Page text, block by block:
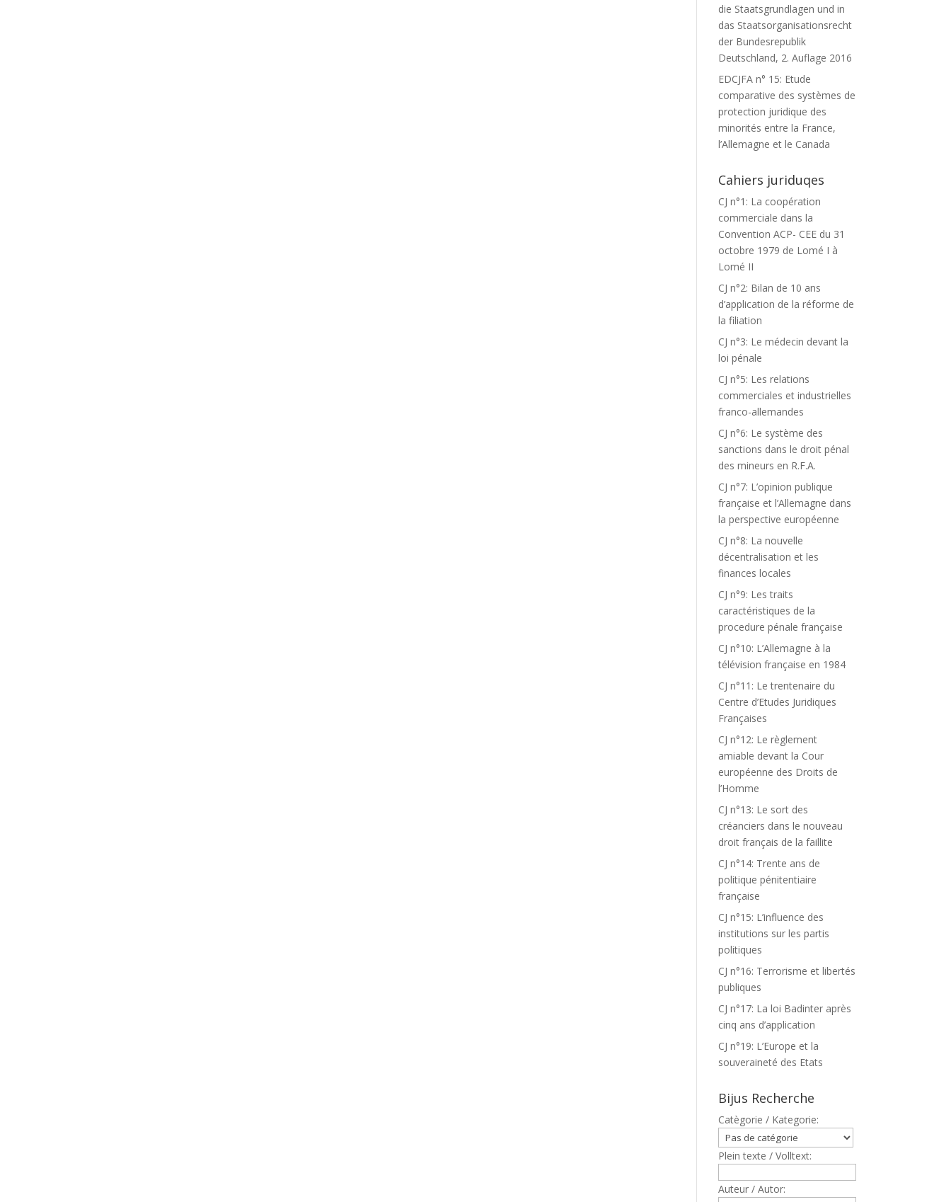
die Staatsgrundlagen und in
das Staatsorganisationsrecht
der Bundesrepublik
Deutschland, 2. Auflage 2016
EDCJFA n° 15: Etude
comparative des systèmes de
protection juridique des
minorités entre la France,
l’Allemagne et le Canada
Cahiers juriduqes
CJ n°1: La coopération
commerciale dans la
Convention ACP- CEE du 31
octobre 1979 de Lomé I à
Lomé II
CJ n°2: Bilan de 10 ans
d’application de la réforme de
la filiation
CJ n°3: Le médecin devant la
loi pénale
CJ n°5: Les relations
commerciales et industrielles
franco-allemandes
CJ n°6: Le système des
sanctions dans le droit pénal
des mineurs en R.F.A.
CJ n°7: L’opinion publique
française et l’Allemagne dans
la perspective européenne
CJ n°8: La nouvelle
décentralisation et les
finances locales
CJ n°9: Les traits
caractéristiques de la
procedure pénale française
CJ n°10: L’Allemagne à la
télévision française en 1984
CJ n°11: Le trentenaire du
Centre d’Etudes Juridiques
Françaises
CJ n°12: Le règlement
amiable devant la Cour
européenne des Droits de
l’Homme
CJ n°13: Le sort des
créanciers dans le nouveau
droit français de la faillite
CJ n°14: Trente ans de
politique pénitentiaire
française
CJ n°15: L’influence des
institutions sur les partis
politiques
CJ n°16: Terrorisme et libertés
publiques
CJ n°17: La loi Badinter après
cinq ans d’application
CJ n°19: L’Europe et la
souveraineté des Etats
Bijus Recherche
Catègorie / Kategorie:
Plein texte / Volltext:
Auteur / Autor: